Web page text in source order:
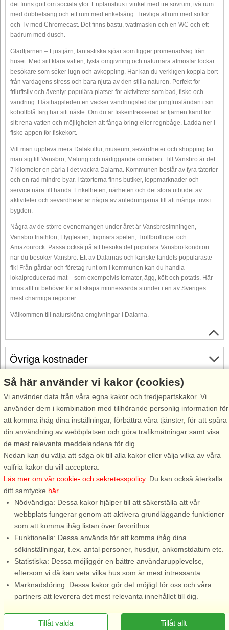
det finns gott om sociala ytor. Enplanshus i vinkel med tre sovrum, två rum
med dubbelsäng och ett rum med enkelsäng. Trevliga allrum med soffor
och Tv med Chromecast. Det finns bastu, tvättmaskin och en WC och ett
badrum med dusch.
Gladtjärnen – Ljustjärn, fantastiska sjöar som ligger promenadväg från
huset. Med sitt klara vatten, tysta omgivning och naturnära atmosfär lockar
besökare som söker lugn och avkoppling. Här kan du verkligen koppla bort
från vardagens stress och bara njuta av den stilla naturen. Perfekt för
friluftsliv och äventyr populära platser för aktiviteter som bad, fiske och
vandring. Hästhagsleden en vacker vandringsled där jungfrusländan i sin
koboltblå färg har sitt näste. Om du är fiskeintresserad är tjärnen känd för
sitt rena vatten och möjligheten att fånga öring eller regnbåge. Ladda ner I-
fiske appen för fiskekort.
Vill man uppleva mera Dalakultur, museum, sevärdheter och shopping tar
man sig till Vansbro, Malung och närliggande områden. Till Vansbro är det
7 kilometer en pärla i det vackra Dalarna. Kommunen består av fyra tätorter
och en rad mindre byar. I tätorterna finns butiker, loppmarknader och
service nära till hands. Enkelheten, närheten och det stora utbudet av
aktiviteter och sevärdheter är några av anledningarna till att många trivs i
bygden.
Några av de större evenemangen under året är Vansbrosimningen,
Vansbro triathlon, Flygfesten, Ingmars spelen, Trollbröllopet och
Amazonrock. Passa också på att besöka det populära Vansbro konditori
när du besöker Vansbro. Ett av Dalarnas och kanske landets populäraste
fik! Från gårdar och företag runt om i kommunen kan du handla
lokalproducerad mat – som exempelvis tomater, ägg, kött och potatis. Här
finns allt ni behöver för att skapa minnesvärda stunder i en av Sveriges
mest charmiga regioner.
Välkommen till natursköna omgivningar i Dalarna.
Om området
Info och öppettider
Innan semestern
Övriga kostnader
Gratis avbokning
Gratis avbokning fram till 35 dagar före ankomst. Gäller för
ankomster under perioden 26/7-2026 till 2/1-2027
Se villkor här
Topp-attraktioner i området
Så här använder vi kakor (cookies)
Vi använder data från våra egna kakor och tredjepartskakor. Vi
använder dem i kombination med tillhörande personlig information för
att komma ihåg dina inställningar, förbättra våra tjänster, för att spåra
din användning av webbplatsen och göra trafikmätningar samt visa
de mest relevanta meddelandena för dig.
Nedan kan du välja att säga ok till alla kakor eller välja vilka av våra
valfria kakor du vill acceptera.
Läs mer om vår cookie- och sekretesspolicy. Du kan också återkalla
ditt samtycke här.
Nödvändiga: Dessa kakor hjälper till att säkerställa att vår
webbplats fungerar genom att aktivera grundläggande funktioner
som att komma ihåg listan över favorithus.
Funktionella: Dessa används för att komma ihåg dina
sökinställningar, t.ex. antal personer, husdjur, ankomstdatum etc.
Statistiska: Dessa möjliggör en bättre användarupplevelse,
eftersom vi då kan veta vilka hus som är mest intressanta.
Marknadsföring: Dessa kakor gör det möjligt för oss och våra
partners att leverera det mest relevanta innehållet till dig.
Tillåt allt
Tillåt valda